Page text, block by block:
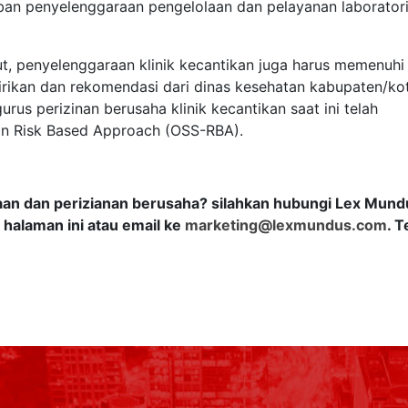
penyelenggaraan pengelolaan dan pelayanan
penyelenggaraan klinik kecantikan juga harus memenuhi
dan rekomendasi dari dinas kesehatan kabupaten/
perizinan berusaha klinik kecantikan saat ini telah
Risk Based Approach (OSS-RBA).
dan perizianan berusaha? silahkan hubungi Lex
ini atau email ke marketing@lexmundus.com.